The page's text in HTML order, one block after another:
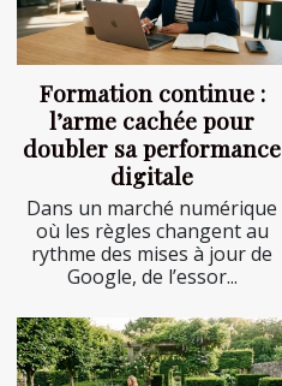
Formation continue :
l’arme cachée pour
doubler sa performance
digitale
Dans un marché numérique
où les règles changent au
rythme des mises à jour de
Google, de l’essor...